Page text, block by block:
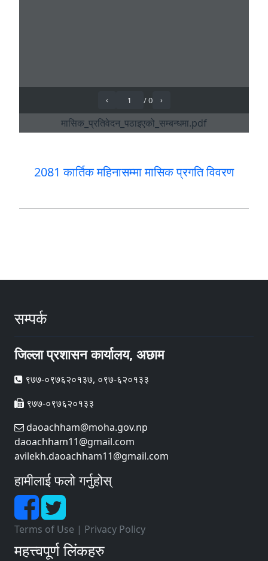
2081 कार्तिक महिनासम्मा मासिक प्रगति विवरण
सम्पर्क
जिल्ला प्रशासन कार्यालय, अछाम
९७७-०९७६२०१३७, ०९७-६२०१३३
९७७-०९७६२०१३३
daoachham@moha.gov.np
daoachham11@gmail.com
avilekh.daoachham11@gmail.com
हामीलाई फलो गर्नुहोस्
Terms of Use | Privacy Policy
महत्त्वपूर्ण लिंकहरु